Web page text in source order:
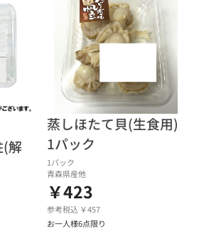
(解
蒸しほたて貝(生食用)
1パック
1パック
青森県産他
￥423
参考税込 ￥457
お一人様6点限り